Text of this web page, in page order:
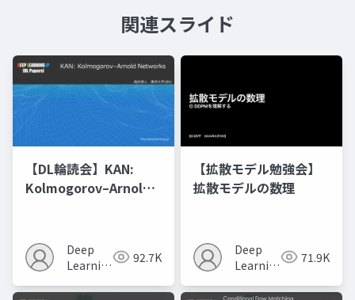
関連スライド
【DL輪読会】KAN:
Kolmogorov–Arnold
Deep
Learning
92.7K
【拡散モデル勉強会】
拡散モデルの数理
Deep
Learning
71.9K